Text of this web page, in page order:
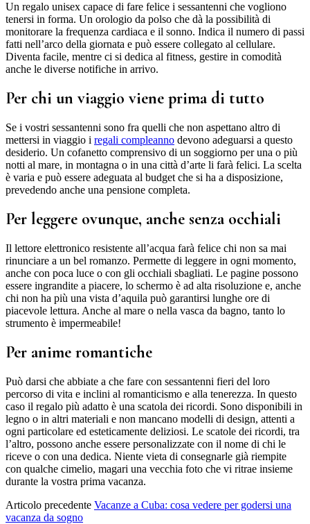
Un regalo unisex capace di fare felice i sessantenni che vogliono
tenersi in forma. Un orologio da polso che dà la possibilità di
monitorare la frequenza cardiaca e il sonno. Indica il numero di passi
fatti nell’arco della giornata e può essere collegato al cellulare.
Diventa facile, mentre ci si dedica al fitness, gestire in comodità
anche le diverse notifiche in arrivo.
Per chi un viaggio viene prima di tutto
Se i vostri sessantenni sono fra quelli che non aspettano altro di
mettersi in viaggio i regali compleanno devono adeguarsi a questo
desiderio. Un cofanetto comprensivo di un soggiorno per una o più
notti al mare, in montagna o in una città d’arte li farà felici. La scelta
è varia e può essere adeguata al budget che si ha a disposizione,
prevedendo anche una pensione completa.
Per leggere ovunque, anche senza occhiali
Il lettore elettronico resistente all’acqua farà felice chi non sa mai
rinunciare a un bel romanzo. Permette di leggere in ogni momento,
anche con poca luce o con gli occhiali sbagliati. Le pagine possono
essere ingrandite a piacere, lo schermo è ad alta risoluzione e, anche
chi non ha più una vista d’aquila può garantirsi lunghe ore di
piacevole lettura. Anche al mare o nella vasca da bagno, tanto lo
strumento è impermeabile!
Per anime romantiche
Può darsi che abbiate a che fare con sessantenni fieri del loro
percorso di vita e inclini al romanticismo e alla tenerezza. In questo
caso il regalo più adatto è una scatola dei ricordi. Sono disponibili in
legno o in altri materiali e non mancano modelli di design, attenti a
ogni particolare ed esteticamente deliziosi. Le scatole dei ricordi, tra
l’altro, possono anche essere personalizzate con il nome di chi le
riceve o con una dedica. Niente vieta di consegnarle già riempite
con qualche cimelio, magari una vecchia foto che vi ritrae insieme
durante la vostra prima vacanza.
Articolo precedente Vacanze a Cuba: cosa vedere per godersi una
vacanza da sogno